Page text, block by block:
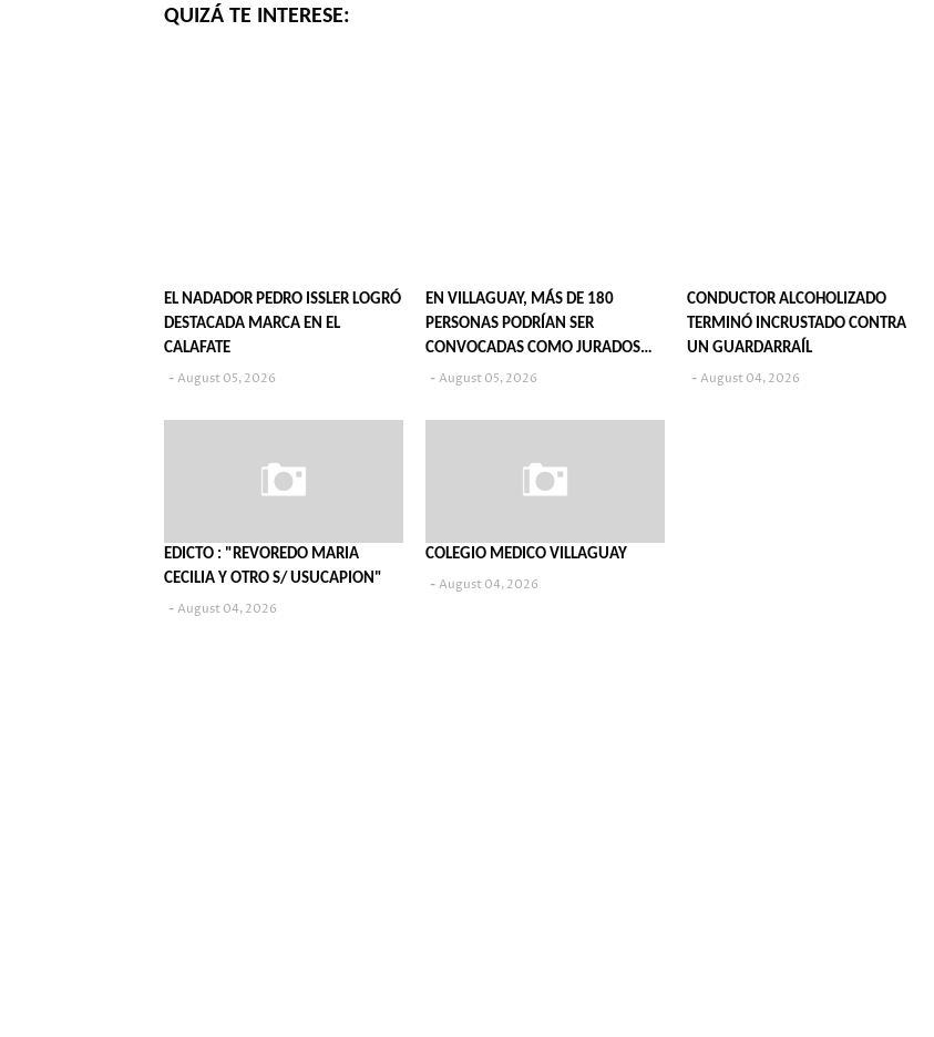
QUIZÁ TE INTERESE:
EL NADADOR PEDRO ISSLER LOGRÓ
DESTACADA MARCA EN EL
CALAFATE
August 05, 2026
EN VILLAGUAY, MÁS DE 180
PERSONAS PODRÍAN SER
CONVOCADAS COMO JURADOS
POPULARES EN 2027
August 05, 2026
CONDUCTOR ALCOHOLIZADO
TERMINÓ INCRUSTADO CONTRA
UN GUARDARRAÍL
August 04, 2026
EDICTO : "REVOREDO MARIA
CECILIA Y OTRO S/ USUCAPION"
August 04, 2026
COLEGIO MEDICO VILLAGUAY
August 04, 2026